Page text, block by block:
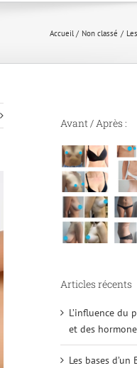
Accueil Non classé
Avant / Après :
Articles récents
L’influence du
et des
Les bases